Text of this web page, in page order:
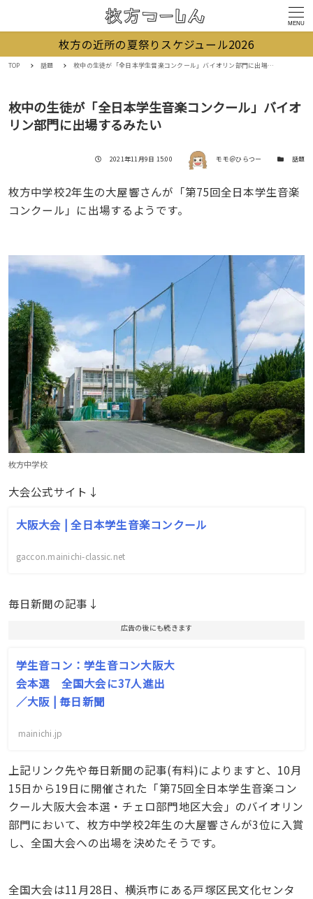
MENU
枚方の近所の夏祭りスケジュール2026
TOP 話題 枚中の生徒が「全日本学生音楽コンクール」バイオリン部門に出場するみたい
枚中の生徒が「全日本学生音楽コンクール」バイオ
リン部門に出場するみたい
投稿日
2021年11月9日 15:00 著者 モモ＠ひらつー カテゴリー
話題
枚方中学校2年生の大屋響さんが「第75回全日本学生音楽
コンクール」に出場するようです。
枚方中学校
大会公式サイト↓
大阪大会 | 全日本学生音楽コンクール
gaccon.mainichi-classic.net
毎日新聞の記事↓
広告の後にも続きます
学生音コン：学生音コン大阪大
会本選 全国大会に37人進出
／大阪 | 毎日新聞
mainichi.jp
上記リンク先や毎日新聞の記事(有料)によりますと、10月
15日から19日に開催された「第75回全日本学生音楽コン
クール大阪大会本選・チェロ部門地区大会」のバイオリン
部門において、枚方中学校2年生の大屋響さんが3位に入賞
し、全国大会への出場を決めたそうです。
全国大会は11月28日、横浜市にある戸塚区民文化センタ